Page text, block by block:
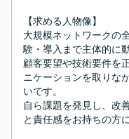
【求める人物像】
大規模ネットワークの
験・導入まで主体的に
顧客要望や技術要件を
ニケーションを取りな
いです。
自ら課題を発見し、改
と責任感をお持ちの方